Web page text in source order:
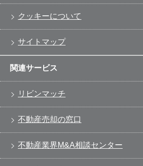
クッキーについて
サイトマップ
関連サービス
リビンマッチ
不動産売却の窓口
不動産業界M&A相談センター